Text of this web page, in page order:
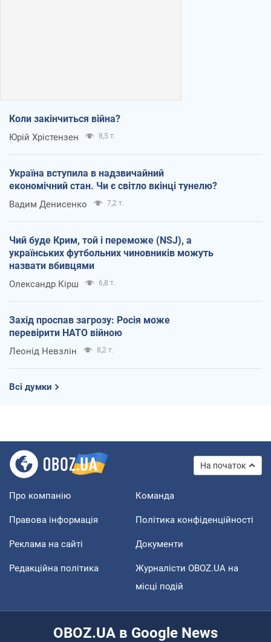
Коли закінчиться війна?
Юрій Хрістензен 8,5 т.
Україна вступила в надзвичайний
економічний стан. Чи є світло вкінці тунелю?
Вадим Денисенко 7,2 т.
Чий буде Крим, той і переможе (NSJ), а
українських футбольних чиновників можуть
назвати вбивцями
Олександр Кірш 6,8 т.
Захід проспав загрозу: Росія може
перевірити НАТО війною
Леонід Невзлін 8,2 т.
Всі думки
На початок
Про компанію Команда
Правова інформація Політика конфіденційності
Реклама на сайті Документи
Редакційна політика
Журналісти OBOZ.UA на
місці подій
OBOZ.UA в Google News